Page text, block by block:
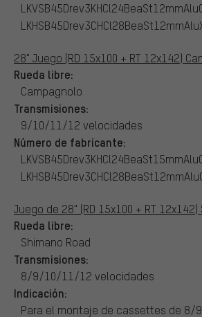
28" Juego (RD 15x100 + RT 12x142)
Rueda libre:
Campagnolo
Transmisiones:
9/10/11/12 velocidades
Número de fabricante:
Juego de 28" (RD 15x100 + RT 12x142)
Rueda libre:
Shimano Road
Transmisiones:
8/9/10/11/12 velocidades
Indicación:
Para el montaje de cassettes de 8/